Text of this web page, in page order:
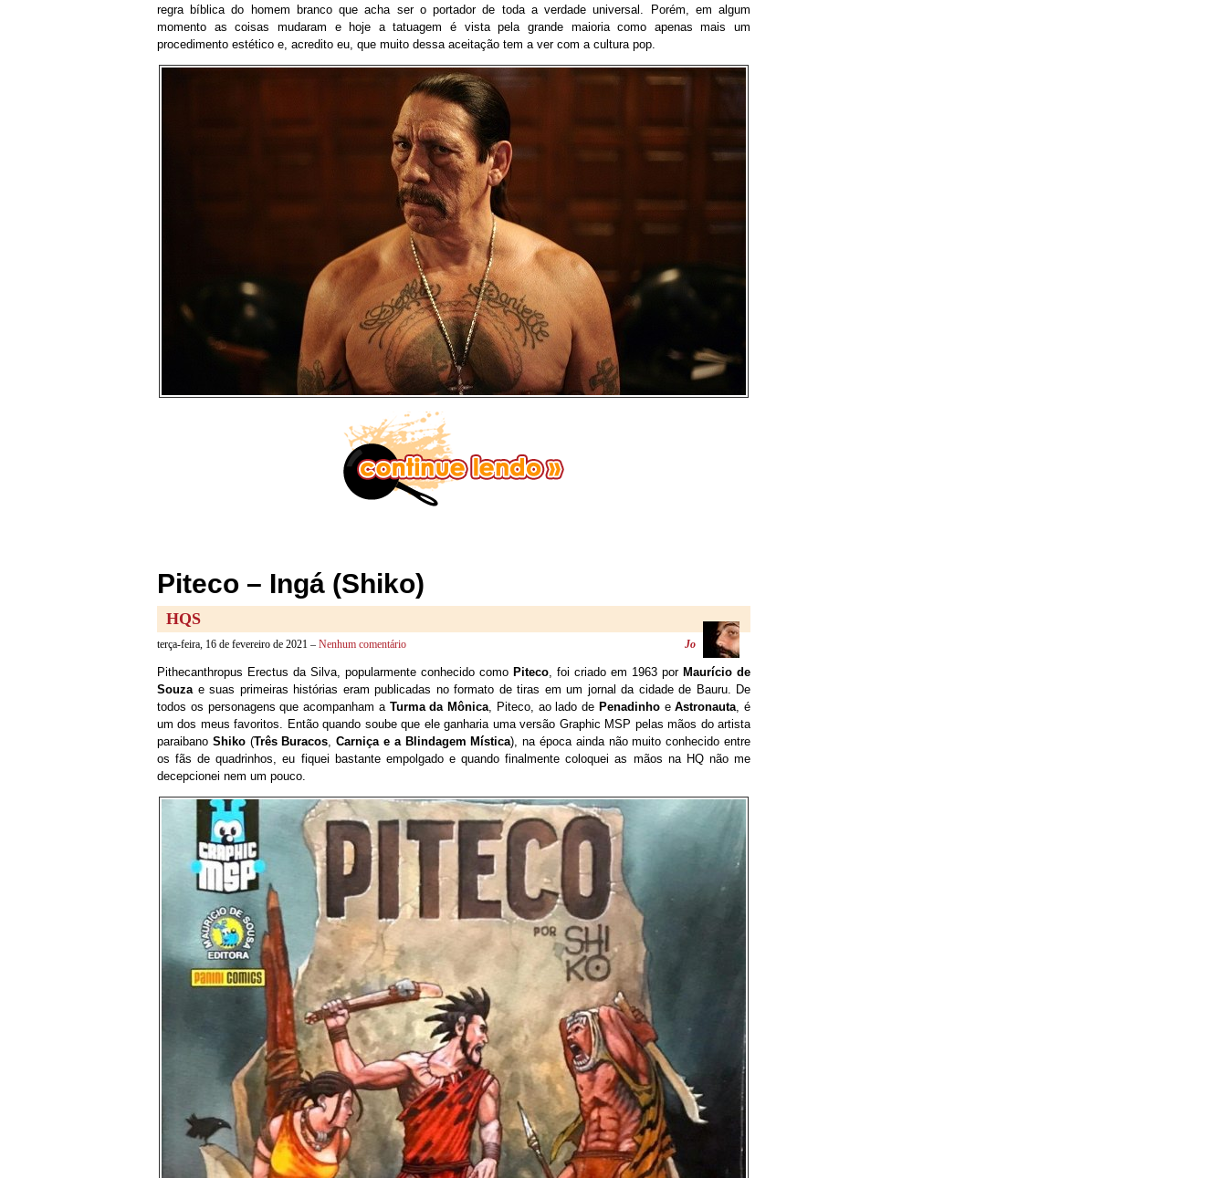
regra bíblica do homem branco que acha ser o portador de toda a verdade universal. Porém, em algum
momento as coisas mudaram e hoje a tatuagem é vista pela grande maioria como apenas mais um
procedimento estético e, acredito eu, que muito dessa aceitação tem a ver com a cultura pop.
Piteco – Ingá (Shiko)
HQS
terça-feira, 16 de fevereiro de 2021 – Nenhum comentário Jo
Pithecanthropus Erectus da Silva, popularmente conhecido como Piteco, foi criado em 1963 por Maurício de
Souzae suas primeiras histórias eram publicadas no formato de tiras em um jornal da cidade de Bauru. De
todos os personagens que acompanham a Turma da Mônica, Piteco, ao lado de PenadinhoeAstronauta, é
um dos meus favoritos. Então quando soube que ele ganharia uma versão Graphic MSP pelas mãos do artista
paraibano Shiko(Três Buracos,Carniça e a Blindagem Mística), na época ainda não muito conhecido entre
os fãs de quadrinhos, eu fiquei bastante empolgado e quando finalmente coloquei as mãos na HQ não me
decepcionei nem um pouco.